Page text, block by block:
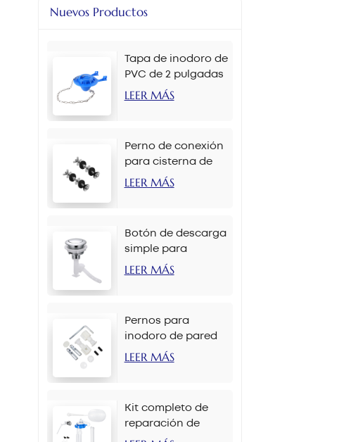
Nuevos Productos
Tapa de inodoro de
PVC de 2 pulgadas
en varios colores
LEER MÁS
Perno de conexión
para cisterna de
inodoro M6 x 90
LEER MÁS
Botón de descarga
simple para
inodoro de 38 mm
LEER MÁS
Pernos para
inodoro de pared
M12 x 70 mm
LEER MÁS
Kit completo de
reparación de
tanque de inodoro